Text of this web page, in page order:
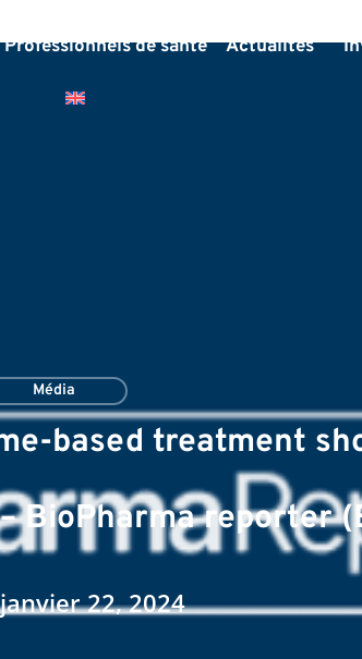
de santé Actualités
Média
based treatment
BioPharma reporter
22, 2024